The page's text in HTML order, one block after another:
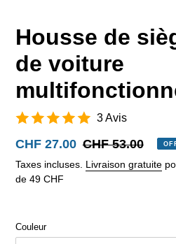
Housse de
de voiture
3 Avis
Prix
réduit
CHF 27.00 Prix
normal
CHF 53.00
Taxes incluses. Livraison gratuite
de 49 CHF
Couleur